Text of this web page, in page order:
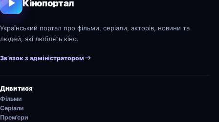
Кінопортал
Український портал про фільми, серіали, акторів, новини та
людей, які люблять кіно.
Зв’язок з адміністратором
Дивитися
Фільми
Серіали
Прем’єри